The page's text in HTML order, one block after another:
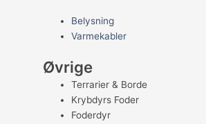
Belysning
Varmekabler
Øvrige
Terrarier & Borde
Krybdyrs Foder
Foderdyr